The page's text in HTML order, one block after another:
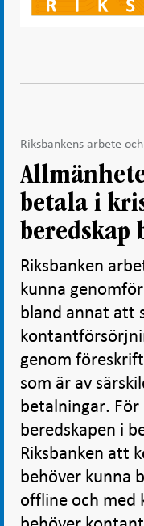
Riksbankens arbete
betala i
beredskap
Riksbanken
kunna
bland annat att
genom
som är av
betalningar.
beredskapen i
Riksbanken att
behöver kunna
offline och med